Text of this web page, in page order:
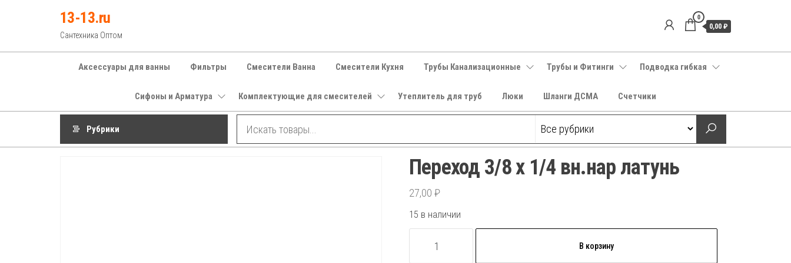
13-13.ru
Сантехника Оптом
0
0,00 ₽
Аксессуары для ванны Фильтры Смесители Ванна Смесители Кухня Трубы Канализационные Трубы и Фитинги Подводка гибкая
Сифоны и Арматура Комплектующие для смесителей Утеплитель для труб Люки Шланги ДСМА Счетчики
Рубрики
Переход 3/8 х 1/4 вн.нар латунь
27,00 ₽
15 в наличии
товара
В корзину